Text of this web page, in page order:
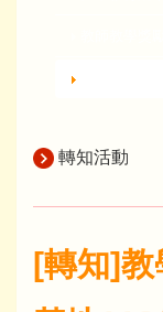
轉知活動
[轉知]教